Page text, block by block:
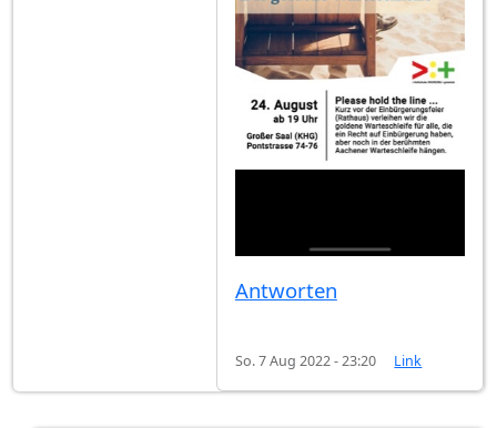
Antworten
So. 7 Aug 2022 - 23:20 Link